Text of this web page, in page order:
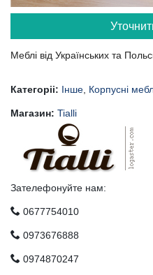
Меблі від Українських та
Категоріі: Інше Корпусні
Магазин: Tialli
Зателефонуйте нам:
0677754010
0973676888
0974870247